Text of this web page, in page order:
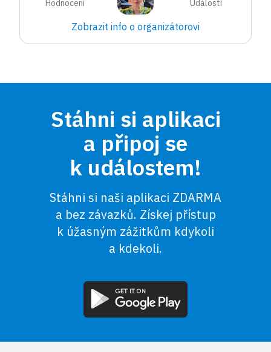
Hodnocení Událostí
Zobrazit info o organizátorovi
Stáhni si aplikaci
a připoj se
k událostem!
Stáhni si naši aplikaci ZDARMA
a bez závazků. Získej přístup
k úžasným zážitkům kdykoli
a kdekoli.